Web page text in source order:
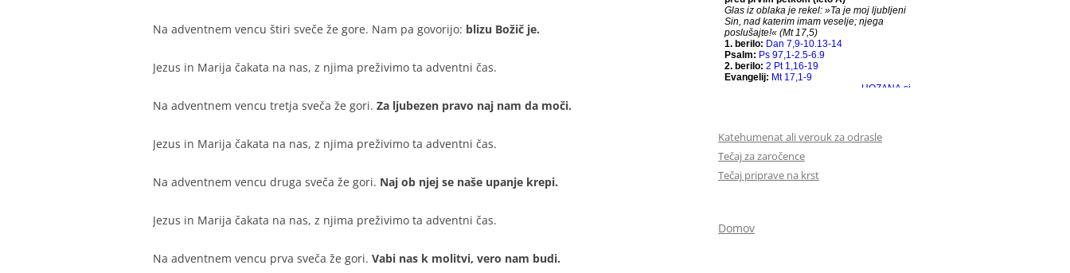
Na adventnem vencu štiri sveče že gore. Nam pa govorijo: blizu Božič je.
Jezus in Marija čakata na nas, z njima preživimo ta adventni čas.
Na adventnem vencu tretja sveča že gori. Za ljubezen pravo naj nam da moči.
Jezus in Marija čakata na nas, z njima preživimo ta adventni čas.
Na adventnem vencu druga sveča že gori. Naj ob njej se naše upanje krepi.
Jezus in Marija čakata na nas, z njima preživimo ta adventni čas.
Na adventnem vencu prva sveča že gori. Vabi nas k molitvi, vero nam budi.
Katehumenat ali verouk za odrasle
Tečaj za zaročence
Tečaj priprave na krst
Domov